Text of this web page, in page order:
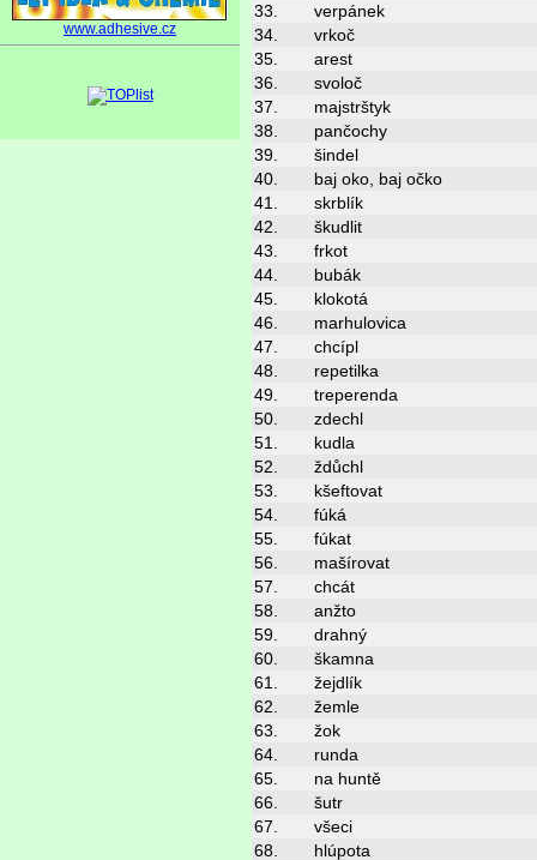
www.adhesive.cz
33.
verpánek
34.
vrkoč
35.
arest
36.
svoloč
37.
majstrštyk
38.
pančochy
39.
šindel
40.
baj oko, baj očko
41.
skrblík
42.
škudlit
43.
frkot
44.
bubák
45.
klokotá
46.
marhulovica
47.
chcípl
48.
repetilka
49.
treperenda
50.
zdechl
51.
kudla
52.
ždůchl
53.
kšeftovat
54.
fúká
55.
fúkat
56.
mašírovat
57.
chcát
58.
anžto
59.
drahný
60.
škamna
61.
žejdlík
62.
žemle
63.
žok
64.
runda
65.
na huntě
66.
šutr
67.
všeci
68.
hlúpota